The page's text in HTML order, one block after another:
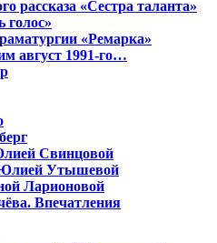
рассказа «Сестра таланта»
голос»
«Ремарка»
август 1991-го…
Свинцовой
Юлией Утышевой
Ларионовой
Впечатления